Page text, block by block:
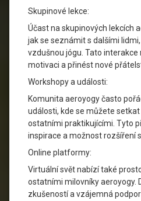
Skupinové lekce:
Účast na skupinových lekcích
jak se seznámit s dalšími
vzdušnou jógu. Tato interakce
motivaci a přinést nové
Workshopy a události:
Komunita aeroyogy často
události, kde se můžete
ostatními praktikujícími. Tyto
inspirace a možnost rozšíření
Online platformy:
Virtuální svět nabízí také
ostatními milovníky aeroyogy.
zkušeností a vzájemná